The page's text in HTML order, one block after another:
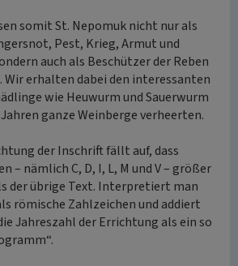
somit St. Nepomuk nicht nur als
Pest, Krieg, Armut und
auch als Beschützer der Reben
Wir erhalten dabei den interessanten
wie Heuwurm und Sauerwurm
ganze Weinberge verheerten.
der Inschrift fällt auf, dass
– nämlich C, D, I, L, M und V – größer
der übrige Text. Interpretiert man
römische Zahlzeichen und addiert
Jahreszahl der Errichtung als ein so